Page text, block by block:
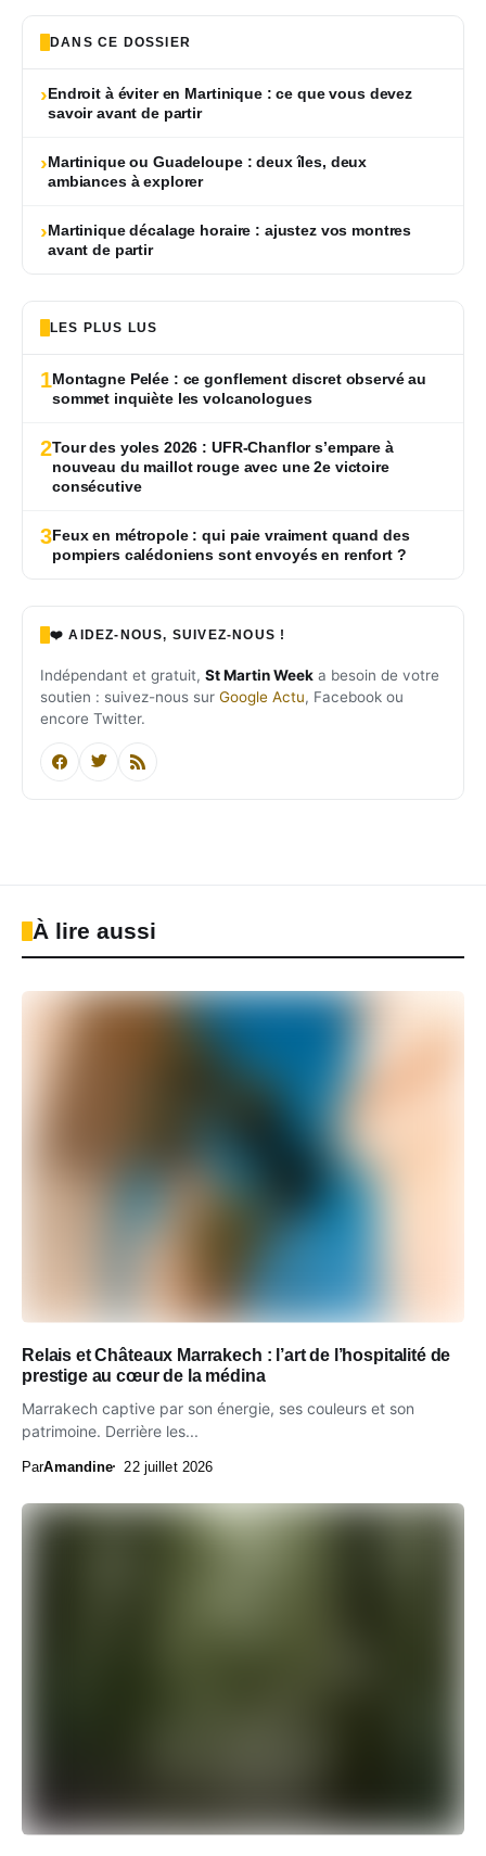
DANS CE DOSSIER
›Endroit à éviter en Martinique : ce que vous devez
savoir avant de partir
›Martinique ou Guadeloupe : deux îles, deux
ambiances à explorer
›Martinique décalage horaire : ajustez vos montres
avant de partir
LES PLUS LUS
1Montagne Pelée : ce gonflement discret observé au
sommet inquiète les volcanologues
2Tour des yoles 2026 : UFR-Chanflor s’empare à
nouveau du maillot rouge avec une 2e victoire
consécutive
3Feux en métropole : qui paie vraiment quand des
pompiers calédoniens sont envoyés en renfort ?
❤️ AIDEZ-NOUS, SUIVEZ-NOUS !
Indépendant et gratuit, St Martin Week a besoin de votre
soutien : suivez-nous sur Google Actu, Facebook ou
encore Twitter.
À lire aussi
Relais et Châteaux Marrakech : l’art de l’hospitalité de
prestige au cœur de la médina
Marrakech captive par son énergie, ses couleurs et son
patrimoine. Derrière les...
ParAmandine 22 juillet 2026